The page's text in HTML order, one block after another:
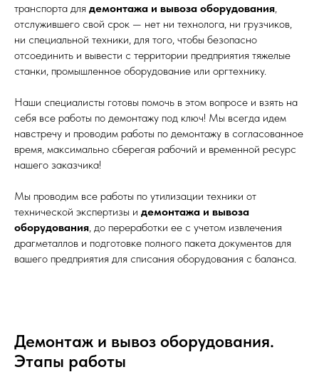
транспорта для демонтажа и вывоза оборудования
отслужившего свой срок — нет ни технолога, ни грузчиков,
ни специальной техники, для того, чтобы безопасно
отсоединить и вывести с территории предприятия тяжелые
станки, промышленное оборудование или оргтехнику.
Наши специалисты готовы помочь в этом вопросе и взять на
себя все работы по демонтажу под ключ! Мы всегда идем
навстречу и проводим работы по демонтажу в согласованное
время, максимально сберегая рабочий и временной ресурс
нашего заказчика!
Мы проводим все работы по утилизации техники от
технической экспертизы и демонтажа и вывоза
оборудования , до переработки ее с учетом извлечения
драгметаллов и подготовке полного пакета документов для
вашего предприятия для списания оборудования с баланса.
Демонтаж и вывоз оборудования.
Этапы работы